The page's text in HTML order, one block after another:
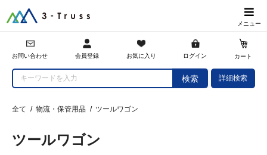
メニュー
お問い合わせ 会員登録 お気に入り ログイン カート
検索 詳細検索
全て / 物流・保管用品 / ツールワゴン
ツールワゴン